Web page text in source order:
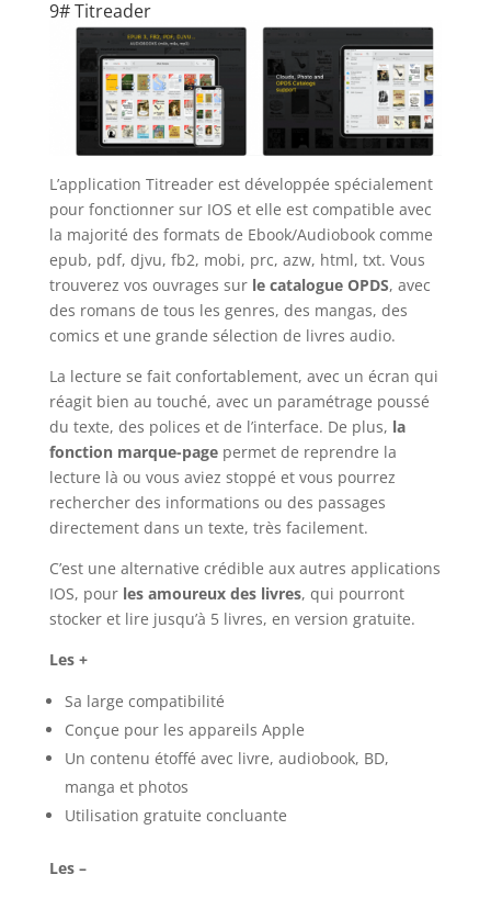
9# Titreader
L’application Titreader est développée spécialement
pour fonctionner sur IOS et elle est compatible avec
la majorité des formats de Ebook/Audiobook comme
epub, pdf, djvu, fb2, mobi, prc, azw, html, txt. Vous
trouverez vos ouvrages sur le catalogue OPDS, avec
des romans de tous les genres, des mangas, des
comics et une grande sélection de livres audio.
La lecture se fait confortablement, avec un écran qui
réagit bien au touché, avec un paramétrage poussé
du texte, des polices et de l’interface. De plus, la
fonction marque-pagepermet de reprendre la
lecture là ou vous aviez stoppé et vous pourrez
rechercher des informations ou des passages
directement dans un texte, très facilement.
C’est une alternative crédible aux autres applications
IOS, pour les amoureux des livres, qui pourront
stocker et lire jusqu’à 5 livres, en version gratuite.
Les +
Sa large compatibilité
Conçue pour les appareils Apple
Un contenu étoffé avec livre, audiobook, BD,
manga et photos
Utilisation gratuite concluante
Les –